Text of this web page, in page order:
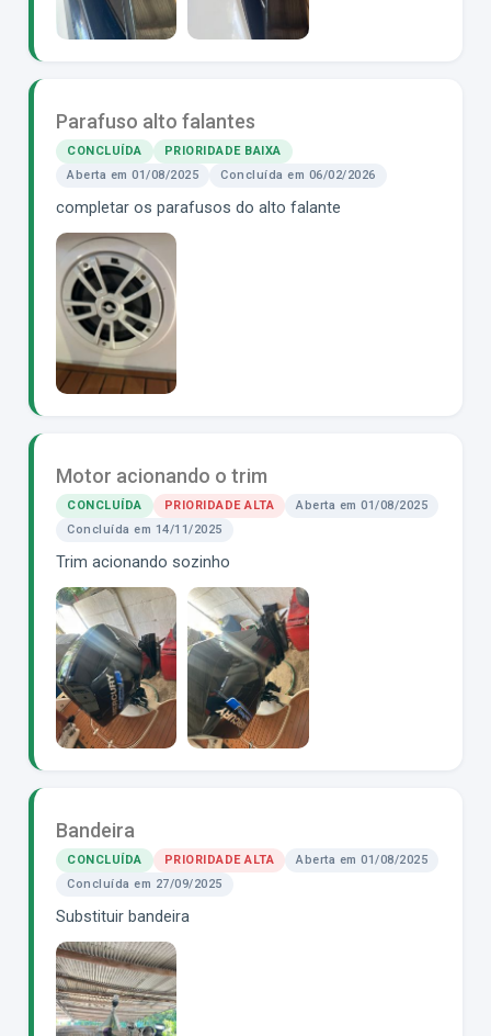
Parafuso alto falantes
CONCLUÍDA
PRIORIDADE BAIXA
Aberta em 01/08/2025
Concluída em 06/02/2026
completar os parafusos do alto falante
Motor acionando o trim
CONCLUÍDA PRIORIDADE ALTA
Aberta em 01/08/2025
Concluída em 14/11/2025
Trim acionando sozinho
Bandeira
CONCLUÍDA PRIORIDADE ALTA
Aberta em 01/08/2025
Concluída em 27/09/2025
Substituir bandeira